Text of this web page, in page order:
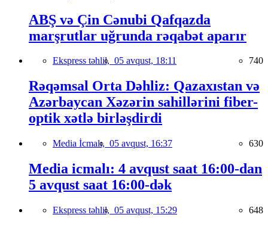
ABŞ və Çin Cənubi Qafqazda
marşrutlar uğrunda rəqabət aparır
Ekspress təhlil, 05 avqust, 18:11 740
Rəqəmsal Orta Dəhliz: Qazaxıstan və
Azərbaycan Xəzərin sahillərini fiber-
optik xətlə birləşdirdi
Media İcmalı, 05 avqust, 16:37 630
Media icmalı: 4 avqust saat 16:00-dan
5 avqust saat 16:00-dək
Ekspress təhlil, 05 avqust, 15:29 648